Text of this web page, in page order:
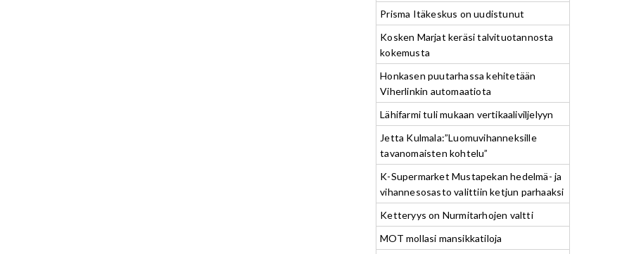
Prisma Itäkeskus on uudistunut
Kosken Marjat keräsi talvituotannosta
kokemusta
Honkasen puutarhassa kehitetään
Viherlinkin automaatiota
Lähifarmi tuli mukaan vertikaaliviljelyyn
Jetta Kulmala:”Luomuvihanneksille
tavanomaisten kohtelu”
K-Supermarket Mustapekan hedelmä- ja
vihannesosasto valittiin ketjun parhaaksi
Ketteryys on Nurmitarhojen valtti
MOT mollasi mansikkatiloja